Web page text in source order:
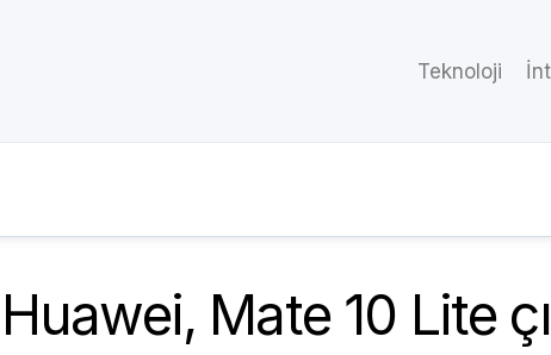
Teknoloji
Huawei, Mate 10 Lite